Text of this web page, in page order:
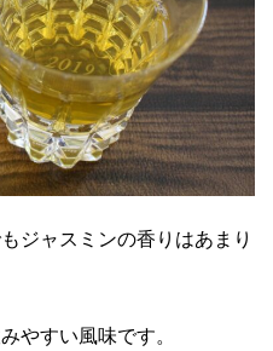
ジャスミンの香りはあまり
やすい風味です。